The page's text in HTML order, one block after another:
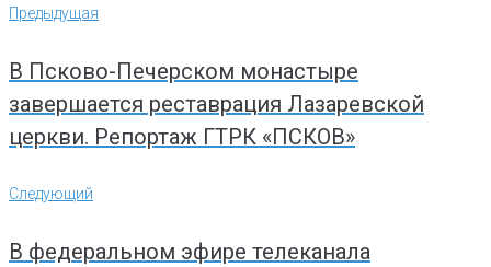
Навигация
по
Предыдущая
Предыдущая
В Псково-Печерском монастыре
завершается реставрация Лазаревской
церкви. Репортаж ГТРК «ПСКОВ»
Следующий
Следующий
В федеральном эфире телеканала